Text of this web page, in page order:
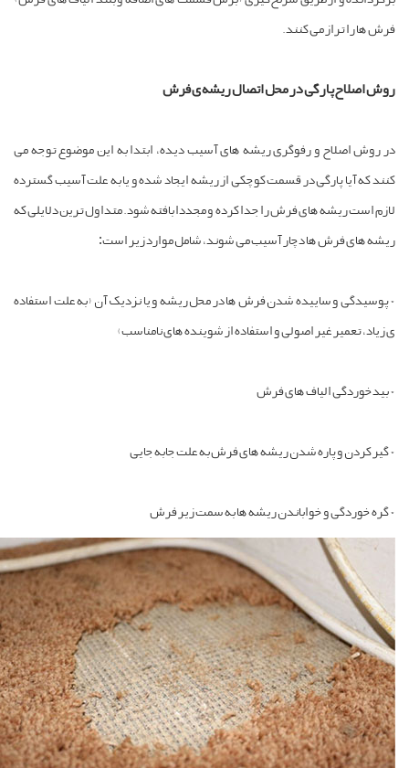
ها را تراز می کنند.
اصلاح پارگی در محل اتصال ریشه ی فرش
روش اصلاح و رفوگری ریشه های آسیب دیده، ابتدا به این موضوع توجه می
که آیا پارگی در قسمت کوچکی از ریشه ایجاد شده و یا به علت آسیب گسترده
است ریشه های فرش را جدا کرده و مجددا بافته شود. متداول ترین دلایلی که
های فرش ها دچار آسیب می شوند، شامل موارد زیر است:
پوسیدگی و ساییده شدن فرش ها در محل ریشه و یا نزدیک آن (به علت استفاده
زیاد، تعمیر غیر اصولی و استفاده از شوینده های نامناسب)
بیدخوردگی الیاف های فرش
گیر کردن و پاره شدن ریشه های فرش به علت جابه جایی
گره خوردگی و خواباندن ریشه ها به سمت زیر فرش